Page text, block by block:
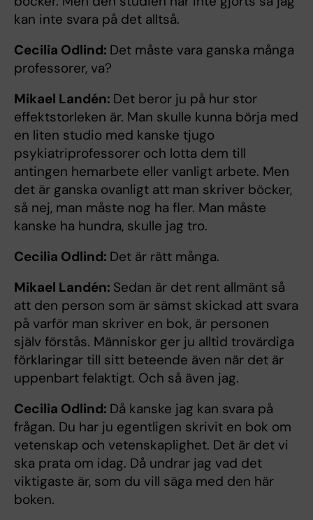
kan inte svara på det alltså.
Cecilia Odlind: Det måste vara ganska många
professorer, va?
Mikael Landén: Det beror ju på hur stor
effektstorleken är. Man skulle kunna börja med
en liten studio med kanske tjugo
psykiatriprofessorer och lotta dem till
antingen hemarbete eller vanligt arbete. Men
det är ganska ovanligt att man skriver böcker,
så nej, man måste nog ha fler. Man måste
kanske ha hundra, skulle jag tro.
Cecilia Odlind: Det är rätt många.
Mikael Landén: Sedan är det rent allmänt så
att den person som är sämst skickad att svara
på varför man skriver en bok, är personen
själv förstås. Människor ger ju alltid trovärdiga
förklaringar till sitt beteende även när det är
uppenbart felaktigt. Och så även jag.
Cecilia Odlind: Då kanske jag kan svara på
frågan. Du har ju egentligen skrivit en bok om
vetenskap och vetenskaplighet. Det är det vi
ska prata om idag. Då undrar jag vad det
viktigaste är, som du vill säga med den här
boken.